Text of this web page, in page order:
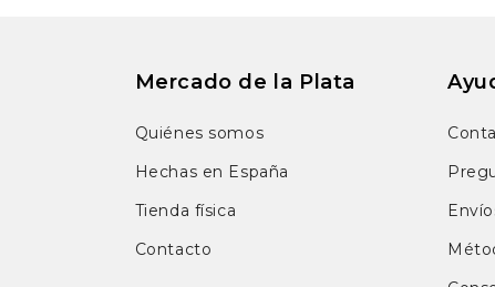
Mercado de la Plata
Quiénes somos
Hechas en España
Tienda física
Contacto